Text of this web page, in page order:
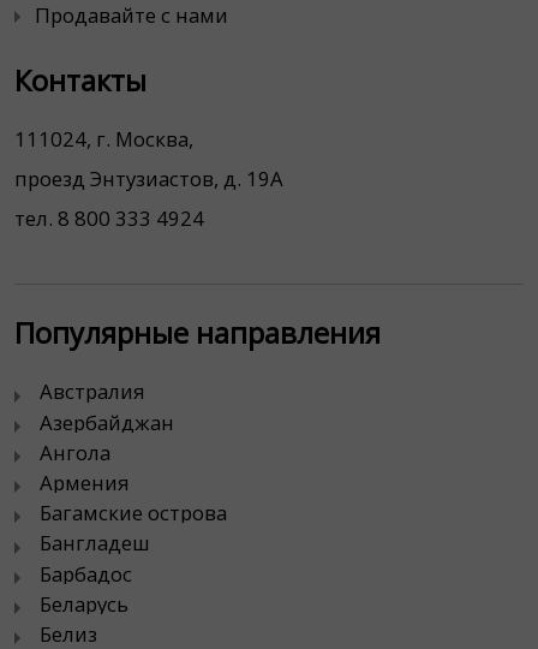
Продавайте с нами
Контакты
111024, г. Москва,
проезд Энтузиастов, д. 19А
тел. 8 800 333 4924
Популярные направления
Австралия
Азербайджан
Ангола
Армения
Багамские острова
Бангладеш
Барбадос
Беларусь
Белиз